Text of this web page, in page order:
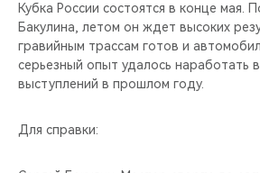
Кубка России состоятся в конце мая.
Бакулина, летом он ждет высоких
гравийным трассам готов и
серьезный опыт удалось наработать
выступлений в прошлом году.
Для справки: